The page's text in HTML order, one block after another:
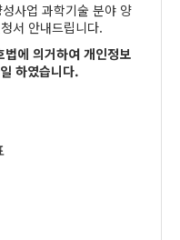
사업 과학기술 분야 양
서 안내드립니다.
에 의거하여 개인정보
하였습니다.